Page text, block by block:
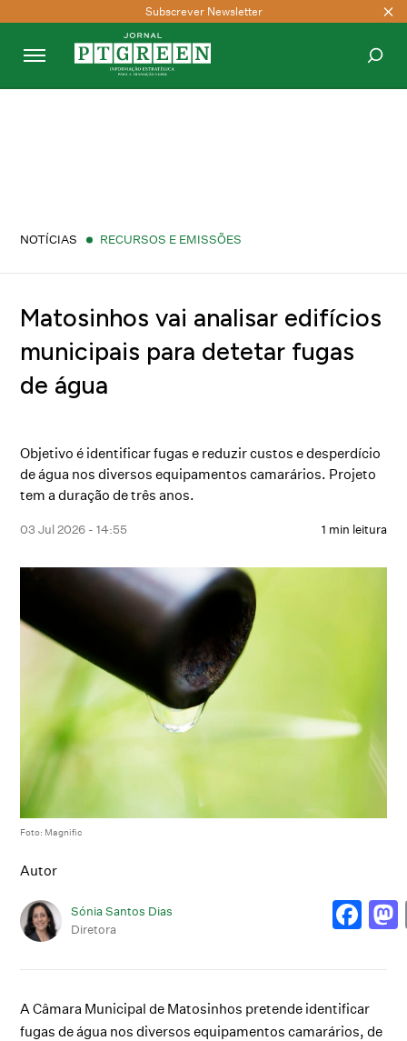
Subscrever Newsletter
NOTÍCIAS RECURSOS E EMISSÕES
Matosinhos vai analisar edifícios
municipais para detetar fugas
de água
Objetivo é identificar fugas e reduzir custos e desperdício
de água nos diversos equipamentos camarários. Projeto
tem a duração de três anos.
03 Jul 2026 - 14:55 1 min leitura
Foto: Magnific
Autor
Sónia Santos Dias
Diretora
A Câmara Municipal de Matosinhos pretende identificar
fugas de água nos diversos equipamentos camarários, de